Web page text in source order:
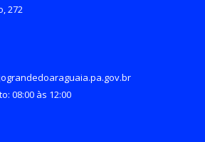
272
08:00 às 12:00